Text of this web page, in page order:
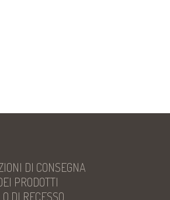
DI CONSEGNA
PRODOTTI
DI RECESSO